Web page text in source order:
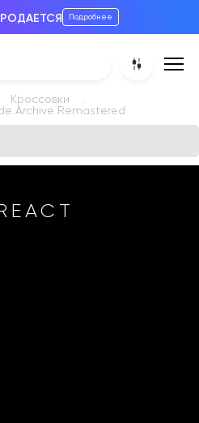
Подробнее
Кроссовки
Archive Remastered